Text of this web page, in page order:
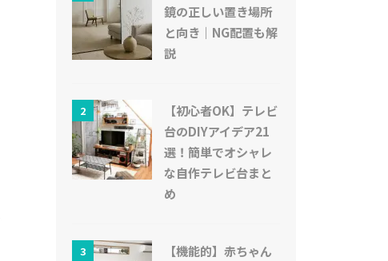
鏡の正しい置き場所
と向き｜NG配置も解
説
2
【初心者OK】テレビ
台のDIYアイデア21
選！簡単でオシャレ
な自作テレビ台まと
め
3
【機能的】赤ちゃん